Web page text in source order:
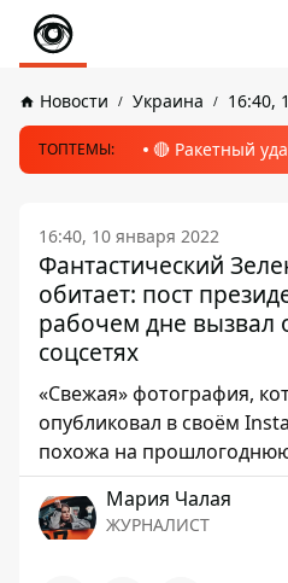
Новости Украина 16:40,
ТОПТЕМЫ: 🔴 Ракетный
16:40, 10 января 2022
Фантастический
обитает: пост
рабочем дне вызвал
соцсетях
«Свежая» фотография,
опубликовал в своём
похожа на
Мария Чалая
ЖУРНАЛИСТ